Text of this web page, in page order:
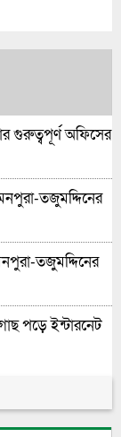
গুরুত্বপূর্ণ অফিসের
তজুমদ্দিনের
তজুমদ্দিনের
পড়ে ইন্টারনেট
বাংলা